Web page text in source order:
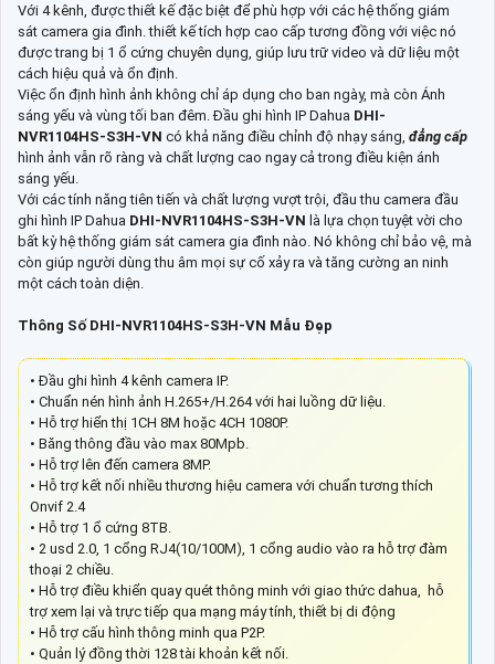
Với 4 kênh, được thiết kế đặc biệt để phù hợp với các hệ thống giám
sát camera gia đình. thiết kế tích hợp cao cấp tương đồng với việc nó
được trang bị 1 ổ cứng chuyên dụng, giúp lưu trữ video và dữ liệu một
cách hiệu quả và ổn định.
Việc ổn định hình ảnh không chỉ áp dụng cho ban ngày, mà còn Ánh
sáng yếu và vùng tối ban đêm. Đầu ghi hình IP Dahua DHI-
NVR1104HS-S3H-VN có khả năng điều chỉnh độ nhạy sáng, đẳng cấp
hình ảnh vẫn rõ ràng và chất lượng cao ngay cả trong điều kiện ánh
sáng yếu.
Với các tính năng tiên tiến và chất lượng vượt trội, đầu thu camera đầu
ghi hình IP Dahua DHI-NVR1104HS-S3H-VN là lựa chọn tuyệt vời cho
bất kỳ hệ thống giám sát camera gia đình nào. Nó không chỉ bảo vệ, mà
còn giúp người dùng thu âm mọi sự cố xảy ra và tăng cường an ninh
một cách toàn diện.
Thông Số DHI-NVR1104HS-S3H-VN Mẫu Đẹp
• Đầu ghi hình 4 kênh camera IP.
• Chuẩn nén hình ảnh H.265+/H.264 với hai luồng dữ liệu.
• Hỗ trợ hiển thị 1CH 8M hoặc 4CH 1080P.
• Băng thông đầu vào max 80Mpb.
• Hỗ trợ lên đến camera 8MP.
• Hỗ trợ kết nối nhiều thương hiệu camera với chuẩn tương thích
Onvif 2.4
• Hỗ trợ 1 ổ cứng 8TB.
• 2 usd 2.0, 1 cổng RJ4(10/100M), 1 cổng audio vào ra hỗ trợ đàm
thoại 2 chiều.
• Hỗ trợ điều khiển quay quét thông minh với giao thức dahua, hỗ
trợ xem lại và trực tiếp qua mạng máy tính, thiết bị di động
• Hỗ trợ cấu hình thông minh qua P2P.
• Quản lý đồng thời 128 tài khoản kết nối.